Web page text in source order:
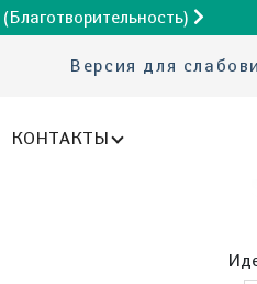
Версия для
КОНТАКТЫ